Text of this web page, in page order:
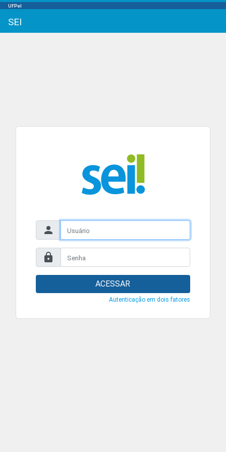
UFPel
SEI
ACESSAR
Autenticação em dois fatores